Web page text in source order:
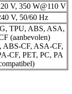
V, 350 W@110 V
V, 50/60 Hz
TPU, ABS, ASA,
(aanbevolen)
ABS-CF, ASA-CF,
CF, PET, PC, PA